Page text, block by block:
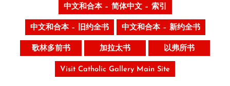
中文和合本 – 简体中文 – 索引
中文和合本 – 旧约全书 中文和合本 – 新约全书
歌林多前书 加拉太书 以弗所书
Visit Catholic Gallery Main Site